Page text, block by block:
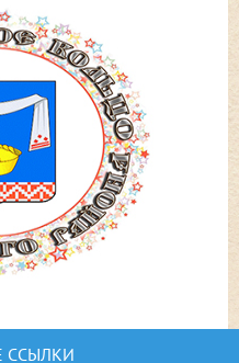
ССЫЛКИ